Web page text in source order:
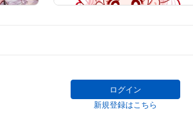
# 211/300
ログイン
新規登録はこちら